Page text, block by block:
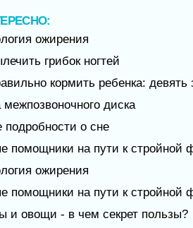
ожирения
грибок ногтей
кормить ребенка: девять
диска
подробности о сне
помощники на пути к стройной
ожирения
помощники на пути к стройной
и овощи - в чем секрет пользы?